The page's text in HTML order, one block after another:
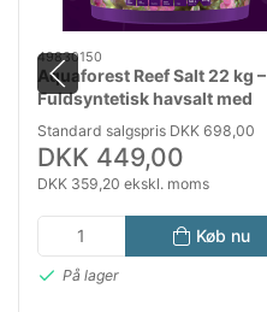
49830150
Aquaforest Reef Salt 22 kg –
Fuldsyntetisk havsalt med
aminosyrer og C-vitamin
Standard salgspris DKK 698,00
DKK 449,00
DKK 359,20 ekskl. moms
Køb nu
På lager